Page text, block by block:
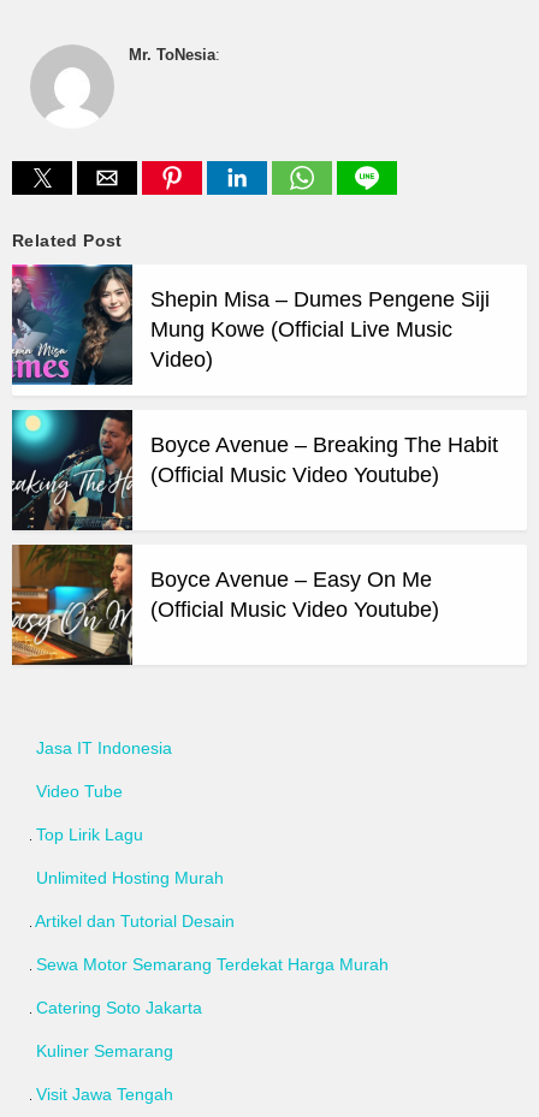
Mr. ToNesia:
Related Post
Shepin Misa – Dumes Pengene Siji
Mung Kowe (Official Live Music
Video)
Boyce Avenue – Breaking The Habit
(Official Music Video Youtube)
Boyce Avenue – Easy On Me
(Official Music Video Youtube)
Jasa IT Indonesia
Video Tube
Top Lirik Lagu
Unlimited Hosting Murah
Artikel dan Tutorial Desain
Sewa Motor Semarang Terdekat Harga Murah
Catering Soto Jakarta
Kuliner Semarang
Visit Jawa Tengah